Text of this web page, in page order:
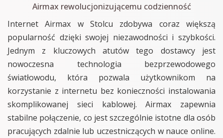
Airmax rewolucjonizującemu codzienność
Internet Airmax w Stolcu zdobywa coraz większą
popularność dzięki swojej niezawodności i szybkości.
Jednym z kluczowych atutów tego dostawcy jest
nowoczesna technologia bezprzewodowego
światłowodu, która pozwala użytkownikom na
korzystanie z internetu bez konieczności instalowania
skomplikowanej sieci kablowej. Airmax zapewnia
stabilne połączenie, co jest szczególnie istotne dla osób
pracujących zdalnie lub uczestniczących w nauce online.